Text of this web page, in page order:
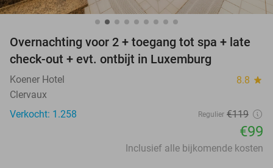
Overnachting voor 2 + toegang tot spa + late
check-out + evt. ontbijt in Luxemburg
Koener Hotel 8.8 star
Clervaux
Verkocht: 1.258
Regulier €119
€99
Inclusief alle bijkomende kosten